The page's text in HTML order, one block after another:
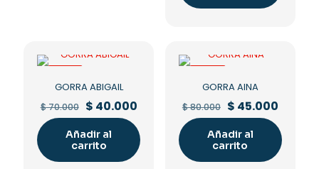
GORRA ABIGAIL
$70.000 Original
price
was:
$ 70.000.
$ 40.000Current
is:
$ 40.000.
Añadir al
carrito
GORRA AINA
$80.000 Original
price
was:
$ 80.000.
$ 45.000
is:
$
Añadir al
carrito